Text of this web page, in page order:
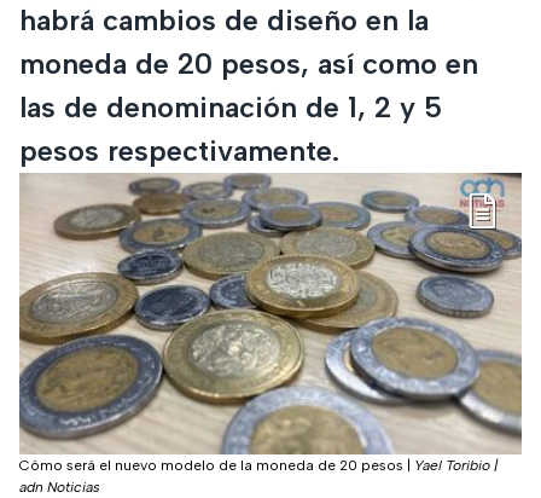
habrá cambios de diseño en la
moneda de 20 pesos, así como en
las de denominación de 1, 2 y 5
pesos respectivamente.
Cómo será el nuevo modelo de la moneda de 20 pesos
Yael Toribio |
adn Noticias